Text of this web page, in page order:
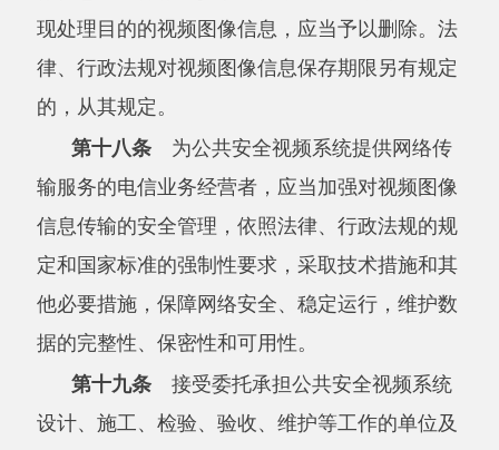
本人、近亲属或者其他负有监护、看护、代管责
任的人可以查阅关联的视频图像信息；对获悉的
第二十二条 公共安全视频系统收集的视频
图像信息被依法用于公开传播，可能损害个人、
组织合法权益的，应当对涉及的人脸、机动车号
牌等敏感个人信息，以及法人、非法人组织的名
称、营业执照等信息采取严格保护措施。
第二十三条 任何单位或者个人不得实施下
列行为：